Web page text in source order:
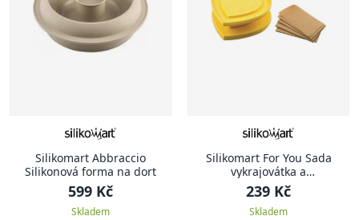
Silikomart Abbraccio
Silikonová forma na dort
599 Kč
Skladem
Silikomart For You Sada
vykrajovátka a
potravinářských papírků ,
srdce
239 Kč
Skladem